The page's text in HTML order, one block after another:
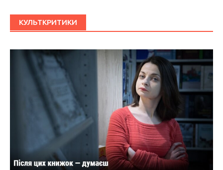
КУЛЬТКРИТИКИ